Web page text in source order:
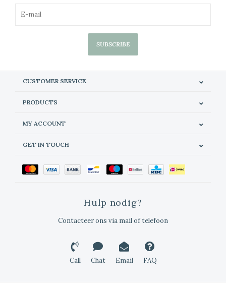
SUBSCRIBE
CUSTOMER SERVICE
PRODUCTS
MY ACCOUNT
GET IN TOUCH
Hulp nodig?
Contacteer ons via mail of telefoon
Call Chat Email FAQ